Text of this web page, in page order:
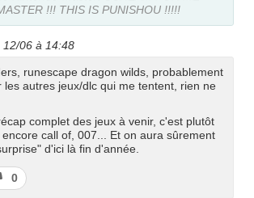
!!! THIS IS PUNISHOU !!!!!
12/06 à 14:48
runescape dragon wilds, probablement
les autres jeux/dlc qui me tentent, rien ne
complet des jeux à venir, c'est plutôt
call of, 007... Et on aura sûrement
d'ici là fin d'année.
J’aime
pas
0